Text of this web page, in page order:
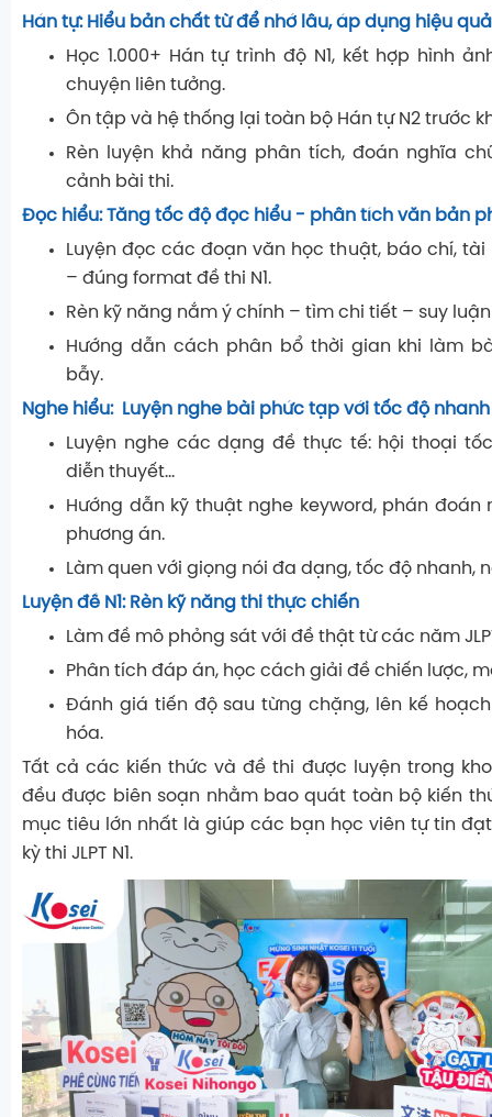
Hán tự: Hiểu bản chất từ để nhớ lâu, áp dụng hiệu quả
Học 1.000+ Hán tự trình độ N1, kết hợp hình
chuyện liên tưởng.
Ôn tập và hệ thống lại toàn bộ Hán tự N2 trước
Rèn luyện khả năng phân tích, đoán nghĩa
cảnh bài thi.
Đọc hiểu: Tăng tốc độ đọc hiểu - phân tích văn bản
Luyện đọc các đoạn văn học thuật, báo chí, tài
– đúng format đề thi N1.
Rèn kỹ năng nắm ý chính – tìm chi tiết – suy
Hướng dẫn cách phân bổ thời gian khi làm
bẫy.
Nghe hiểu: Luyện nghe bài phức tạp với tốc độ nhanh
Luyện nghe các dạng đề thực tế: hội thoại
diễn thuyết...
Hướng dẫn kỹ thuật nghe keyword, phán đoán
phương án.
Làm quen với giọng nói đa dạng, tốc độ nhanh,
Luyện đề N1: Rèn kỹ năng thi thực chiến
Làm đề mô phỏng sát với đề thật từ các năm
Phân tích đáp án, học cách giải đề chiến lược,
Đánh giá tiến độ sau từng chặng, lên kế
hóa.
Tất cả các kiến thức và đề thi được luyện trong
đều được biên soạn nhằm bao quát toàn bộ kiến
mục tiêu lớn nhất là giúp các bạn học viên tự tin đạt
kỳ thi JLPT N1.